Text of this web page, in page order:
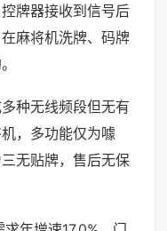
牌器接收到信号后
麻将机洗牌、码牌
种无线频段但无有
，多功能仅为噱
无贴牌，售后无保